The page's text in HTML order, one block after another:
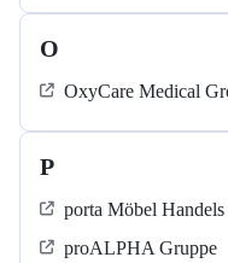
O
OxyCare Medical
P
porta Möbel
proALPHA Gruppe